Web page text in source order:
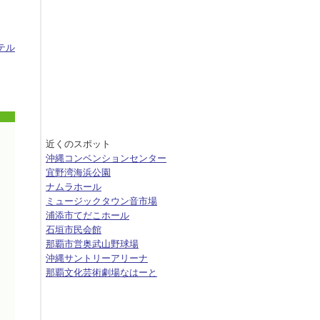
ル
近くのスポット
沖縄コンベンションセンター
宜野湾海浜公園
ナムラホール
ミュージックタウン音市場
浦添市てだこホール
石垣市民会館
那覇市営奥武山野球場
沖縄サントリーアリーナ
那覇文化芸術劇場なはーと